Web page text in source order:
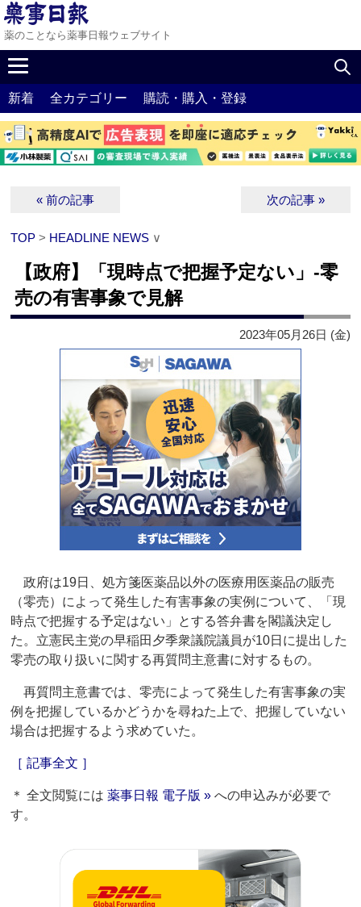
薬のことなら薬事日報ウェブサイト
新着 全カテゴリー 購読・購入・登録
« 前の記事 次の記事 »
TOP > HEADLINE NEWS ∨
【政府】「現時点で把握予定ない」‐零
売の有害事象で見解
2023年05月26日 (金)
政府は19日、処方箋医薬品以外の医療用医薬品の販売
（零売）によって発生した有害事象の実例について、「現
時点で把握する予定はない」とする答弁書を閣議決定し
た。立憲民主党の早稲田夕季衆議院議員が10日に提出した
零売の取り扱いに関する再質問主意書に対するもの。
再質問主意書では、零売によって発生した有害事象の実
例を把握しているかどうかを尋ねた上で、把握していない
場合は把握するよう求めていた。
［ 記事全文 ］
＊ 全文閲覧には薬事日報 電子版 » への申込みが必要で
す。